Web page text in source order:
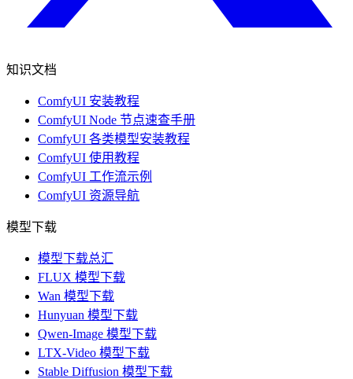
知识文档
ComfyUI 安装教程
ComfyUI Node 节点速查手册
ComfyUI 各类模型安装教程
ComfyUI 使用教程
ComfyUI 工作流示例
ComfyUI 资源导航
模型下载
模型下载总汇
FLUX 模型下载
Wan 模型下载
Hunyuan 模型下载
Qwen-Image 模型下载
LTX-Video 模型下载
Stable Diffusion 模型下载